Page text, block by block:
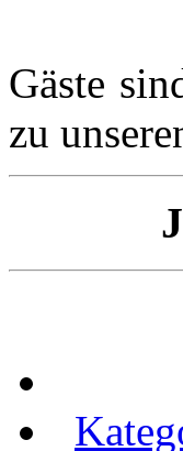
Gäste
zu